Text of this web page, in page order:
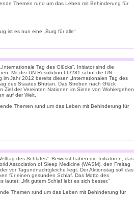
Themen rund um das Leben mit Behinderung für
ist es nun eine „Burg für alle“
Tag des Glücks“. Initiator sind die
Mit der UN-Resolution 66/281 schuf die UN-
im Jahr 2012 bereits diesen „Internationalen Tag des
des Staates Bhutan. Das Streben nach Glück
Ziel der Vereinten Nationen im Sinne von Wohlergehen
auf der Welt.
Themen rund um das Leben mit Behinderung für
des Schlafes“. Bewusst haben die Initiatoren, das
Association of Sleep Medicine (WASM), den Freitag
vor Tagundnachtgleiche liegt. Der Aktionstag soll das
für einen gesunden Schlaf. Das Motto des
lautet: „Mit gutem Schlaf lebt es sich besser.“
Themen rund um das Leben mit Behinderung für